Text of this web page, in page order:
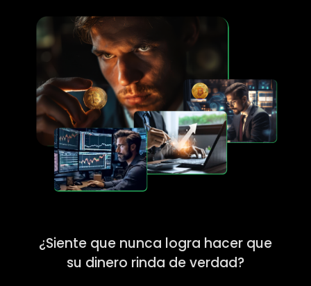
¿Siente que nunca logra hacer que
su dinero rinda de verdad?